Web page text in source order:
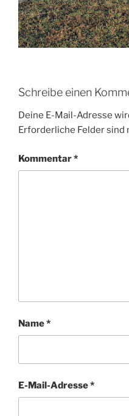
Schreibe einen
Deine E-Mail-Adresse
Erforderliche Felder sind
Kommentar*
Name*
E-Mail-Adresse*